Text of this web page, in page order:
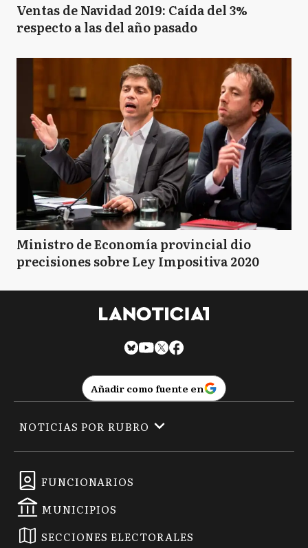
Ventas de Navidad 2019: Caída del 3%
respecto a las del año pasado
Ministro de Economía provincial dio
precisiones sobre Ley Impositiva 2020
Añadir como fuente en
FUNCIONARIOS
MUNICIPIOS
SECCIONES ELECTORALES
NOTICIAS POR RUBRO